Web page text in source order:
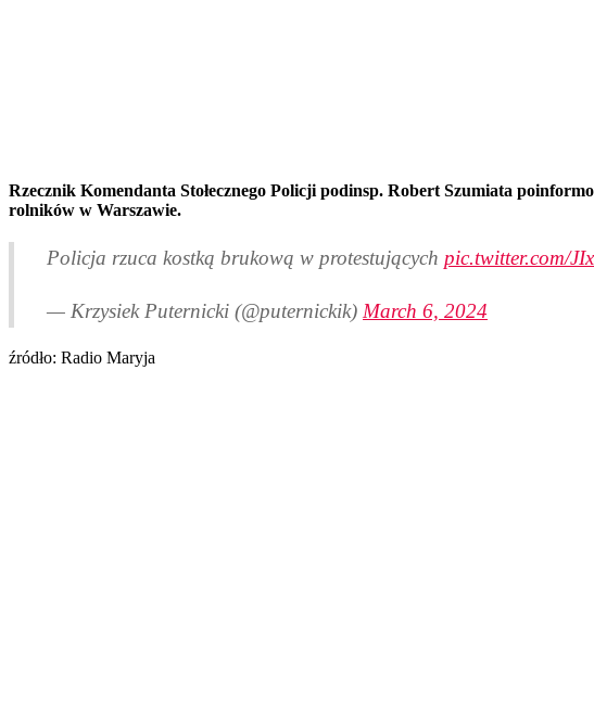
Rzecznik Komendanta Stołecznego Policji podinsp. Robert Szumiata
rolników w Warszawie.
Policja rzuca kostką brukową w protestujących pic.twitter.com/
— Krzysiek Puternicki (@puternickik) March 6, 2024
źródło: Radio Maryja